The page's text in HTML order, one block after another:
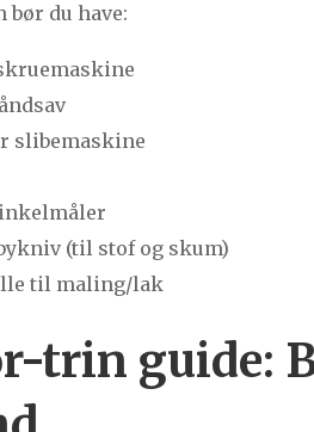
du have:
slibemaskine
(til stof og skum)
til maling/lak
trin guide: